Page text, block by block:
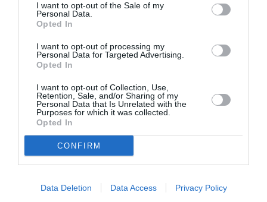
I want to opt-out of the Sale of my
Personal Data.
Opted In
I want to opt-out of processing my
Personal Data for Targeted Advertising.
Opted In
I want to opt-out of Collection, Use,
Retention, Sale, and/or Sharing of my
Personal Data that Is Unrelated with the
Purposes for which it was collected.
Opted In
CONFIRM
Data Deletion Data Access Privacy Policy
marché mais pas pour remplacer l’Antonov 124, qui par sa
rampe au niveau du tarmac a un très belle avantage vis à vis
chargement.
A suivre.